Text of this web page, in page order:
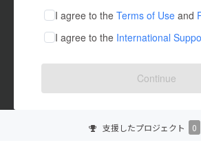
テクノロ
映像・映画
ビジネス
まちづく
I agree to the Terms of Use and
I agree to the International
Continue
支援したプロジェクト 0